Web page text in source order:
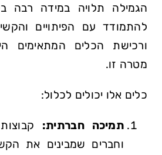
הגמילה תלויה במידה רבה
להתמודד עם הפיתויים
ורכישת הכלים המתאימים
מטרה זו.
כלים אלו יכולים לכלול:
תמיכה חברתית:
וחברים שמבינים את